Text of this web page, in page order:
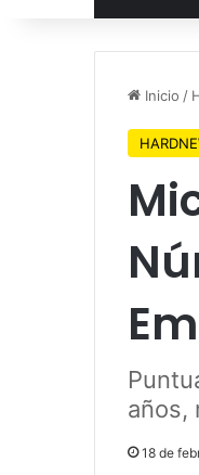
Inicio /
años,
18 de